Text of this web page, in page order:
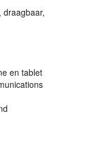
draagbaar,
en tablet